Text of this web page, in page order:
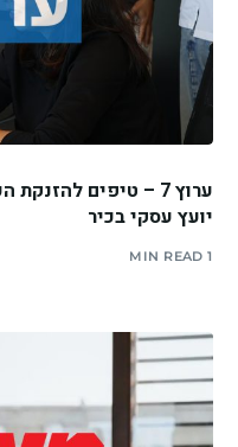
ערוץ 7 – טיפים
יועץ עסקי בכיר
1 MIN READ